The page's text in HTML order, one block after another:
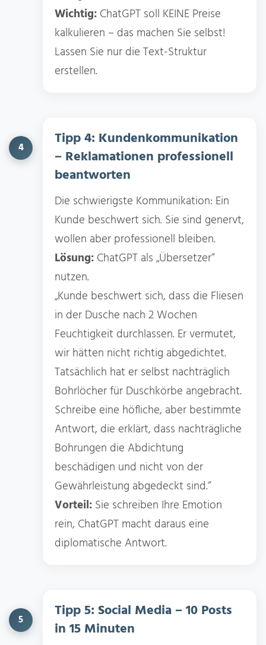
Wichtig: ChatGPT soll KEINE Preise
kalkulieren – das machen Sie selbst!
Lassen Sie nur die Text-Struktur
erstellen.
4
Tipp 4: Kundenkommunikation
– Reklamationen professionell
beantworten
Die schwierigste Kommunikation: Ein
Kunde beschwert sich. Sie sind genervt,
wollen aber professionell bleiben.
Lösung: ChatGPT als „Übersetzer“
nutzen.
„Kunde beschwert sich, dass die Fliesen
in der Dusche nach 2 Wochen
Feuchtigkeit durchlassen. Er vermutet,
wir hätten nicht richtig abgedichtet.
Tatsächlich hat er selbst nachträglich
Bohrlöcher für Duschkörbe angebracht.
Schreibe eine höfliche, aber bestimmte
Antwort, die erklärt, dass nachträgliche
Bohrungen die Abdichtung
beschädigen und nicht von der
Gewährleistung abgedeckt sind.“
Vorteil: Sie schreiben Ihre Emotion
rein, ChatGPT macht daraus eine
diplomatische Antwort.
5
Tipp 5: Social Media – 10 Posts
in 15 Minuten